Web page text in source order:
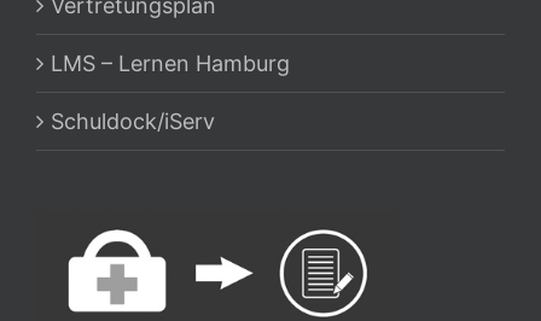
Vertretungsplan
LMS – Lernen Hamburg
Schuldock/iServ